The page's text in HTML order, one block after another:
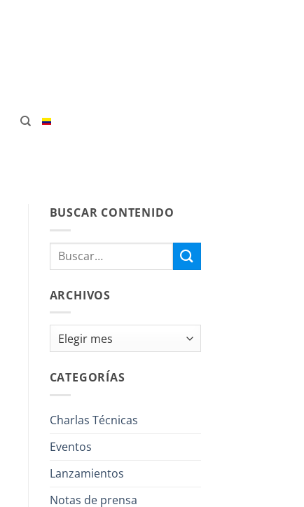
BUSCAR CONTENIDO
ARCHIVOS
Archivos
CATEGORÍAS
Charlas Técnicas
Eventos
Lanzamientos
Notas de prensa